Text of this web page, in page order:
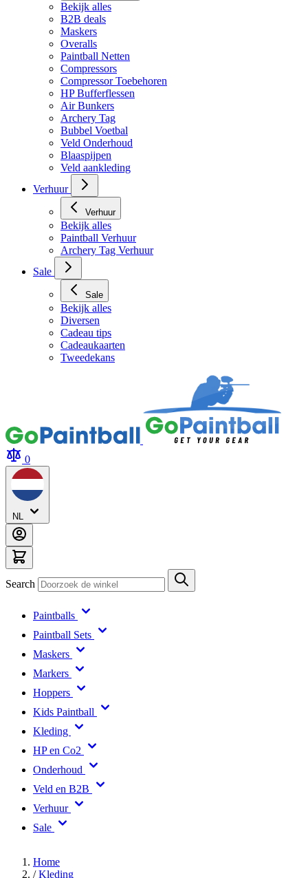
Bekijk alles
B2B deals
Maskers
Overalls
Paintball Netten
Compressors
Compressor Toebehoren
HP Bufferflessen
Air Bunkers
Archery Tag
Bubbel Voetbal
Veld Onderhoud
Blaaspijpen
Veld aankleding
Verhuur
Verhuur
Bekijk alles
Paintball Verhuur
Archery Tag Verhuur
Sale
Sale
Bekijk alles
Diversen
Cadeau tips
Cadeaukaarten
Tweedekans
0
NL
Search
Paintballs
Paintball Sets
Maskers
Markers
Hoppers
Kids Paintball
Kleding
HP en Co2
Onderhoud
Veld en B2B
Verhuur
Sale
Home
/ Kleding